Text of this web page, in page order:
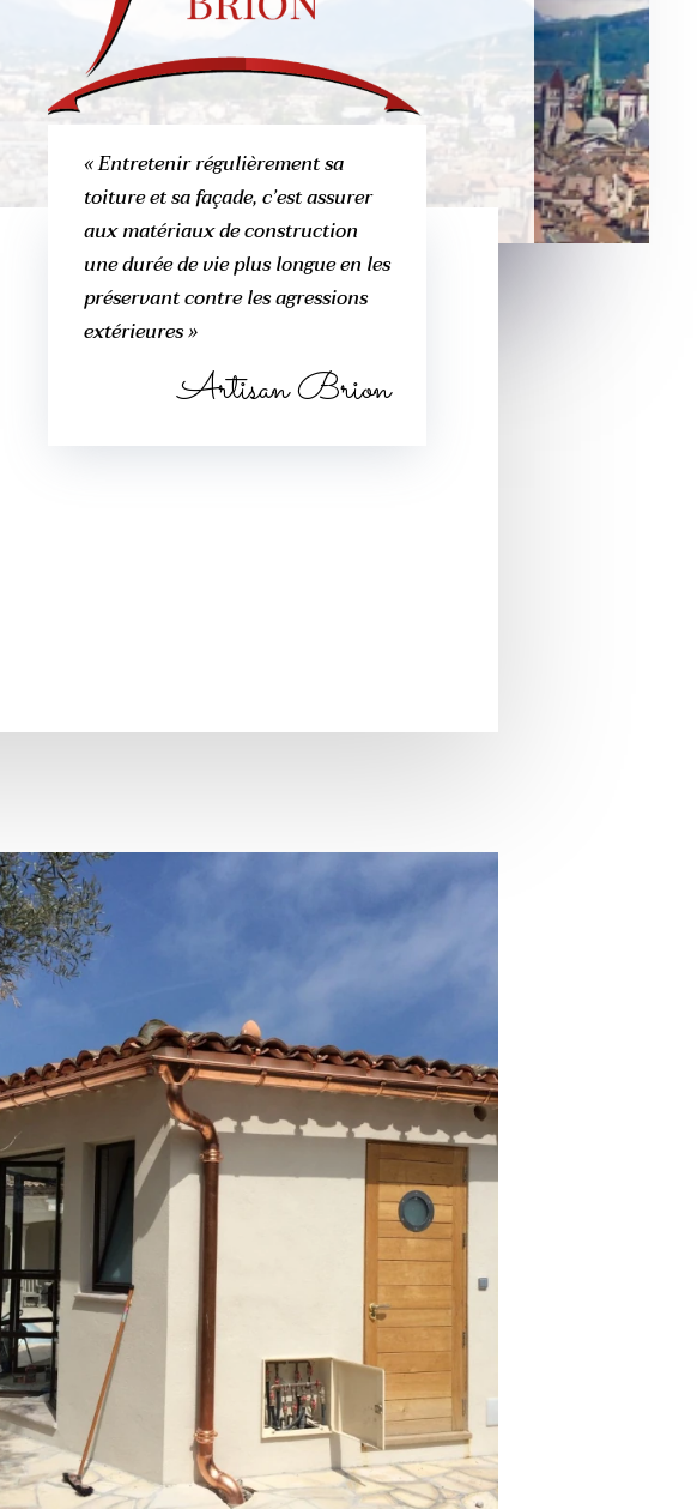
« Entretenir régulièrement sa
toiture et sa façade, c’est assurer
aux matériaux de construction
une durée de vie plus longue en les
préservant contre les agressions
extérieures »
Artisan Brion